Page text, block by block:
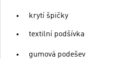
krytí špičky
textilní podšívka
gumová podešev